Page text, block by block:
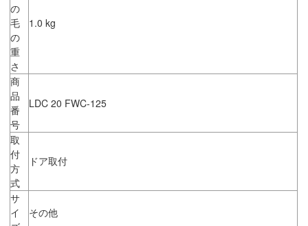
の
毛
の
重
さ
1.0 kg
商
品
番
号
LDC 20 FWC-125
取
付
方
式
ドア取付
サ
イ
その他